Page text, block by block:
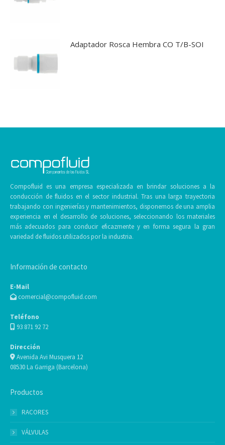
Adaptador Rosca Hembra CO T/B-SOI
Compofluid es una empresa especializada en brindar soluciones a la
conducción de fluidos en el sector industrial. Tras una larga trayectoria
trabajando con ingenierías y mantenimientos, disponemos de una amplia
experiencia en el desarrollo de soluciones, seleccionando los materiales
más adecuados para conducir eficazmente y en forma segura la gran
variedad de fluidos utilizados por la industria.
Información de contacto
E-Mail
comercial@compofluid.com
Teléfono
93 871 92 72
Dirección
Avenida Avi Musquera 12
08530 La Garriga (Barcelona)
Productos
RACORES
VÁLVULAS